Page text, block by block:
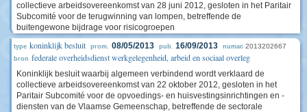
collectieve arbeidsovereenkomst van 28 juni 2012, gesloten in het Paritair
Subcomité voor de terugwinning van lompen, betreffende de
buitengewone bijdrage voor risicogroepen
type koninklijk besluit prom. 08/05/2013 pub. 16/09/2013 numac 2013202667
bron federale overheidsdienst werkgelegenheid, arbeid en sociaal overleg
Koninklijk besluit waarbij algemeen verbindend wordt verklaard de
collectieve arbeidsovereenkomst van 22 oktober 2012, gesloten in het
Paritair Subcomité voor de opvoedings- en huisvestingsinrichtingen en -
diensten van de Vlaamse Gemeenschap, betreffende de sectorale